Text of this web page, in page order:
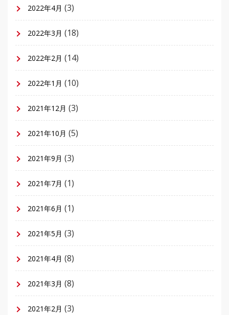
2022年4月 (3)
2022年3月 (18)
2022年2月 (14)
2022年1月 (10)
2021年12月 (3)
2021年10月 (5)
2021年9月 (3)
2021年7月 (1)
2021年6月 (1)
2021年5月 (3)
2021年4月 (8)
2021年3月 (8)
2021年2月 (3)